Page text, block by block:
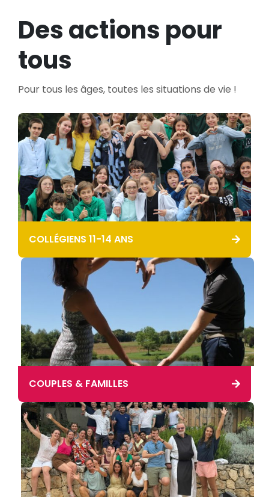
Des actions pour
tous
Pour tous les âges, toutes les situations de vie !
COLLÉGIENS 11-14 ANS
COUPLES & FAMILLES